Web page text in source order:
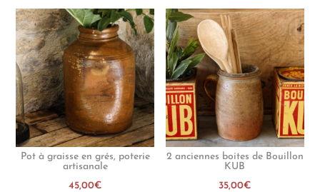
Pot à graisse en grés, poterie
artisanale
45,00€
2 anciennes boites de Bouillon
KUB
35,00€